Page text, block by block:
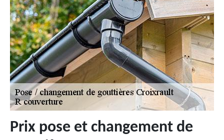
Prix pose et changement de